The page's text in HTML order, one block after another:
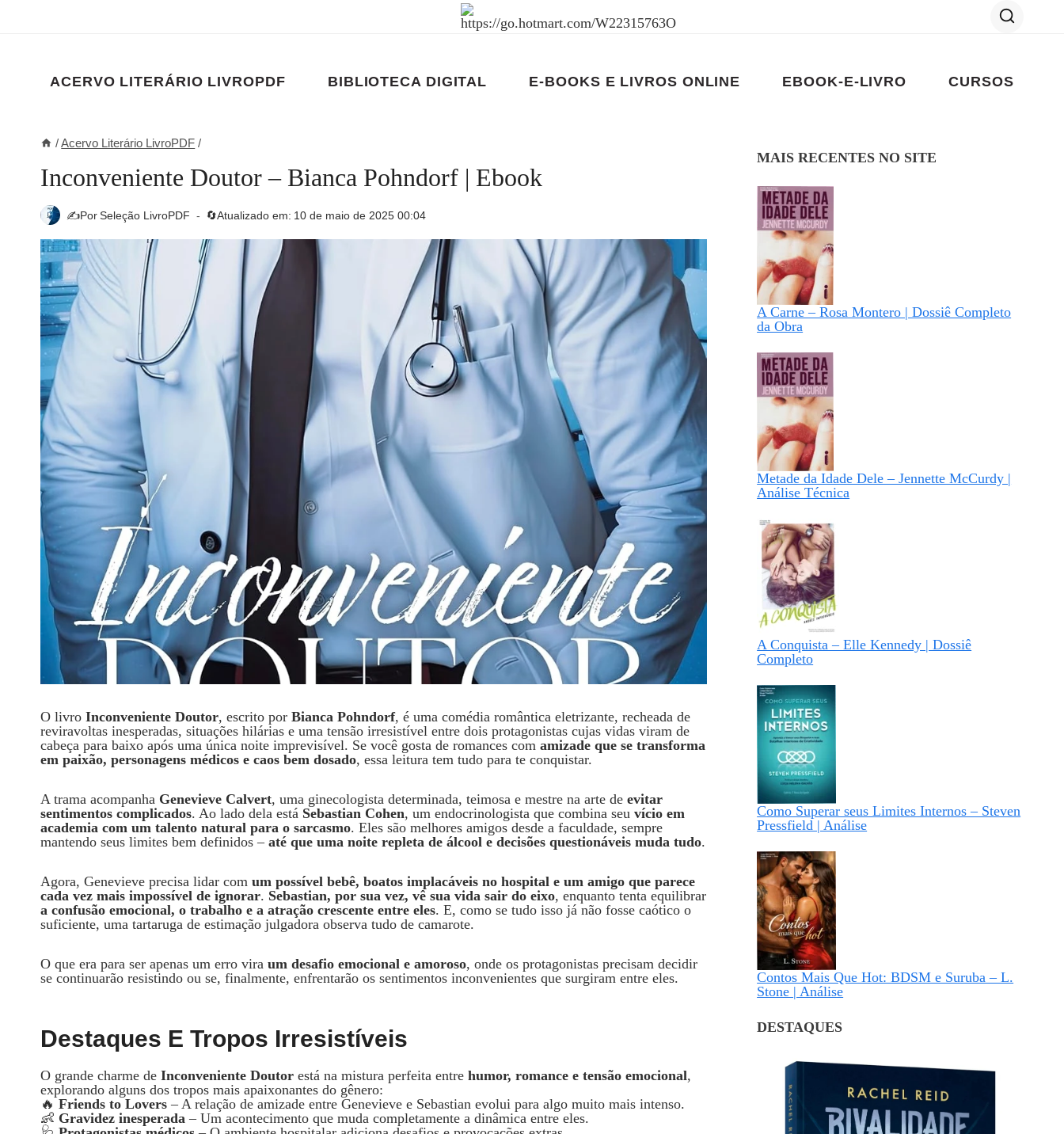
ACERVO LITERÁRIO LIVROPDF BIBLIOTECA DIGITAL E-BOOKS E LIVROS ONLINE EBOOK-E-LIVRO CURSOS
/Acervo Literário LivroPDF /
Inconveniente Doutor – Bianca Pohndorf | Ebook
✍️PorSeleção LivroPDF 🔄Atualizado em: 10 de maio de 2025 00:04
O livro Inconveniente Doutor, escrito por Bianca Pohndorf, é uma comédia romântica eletrizante, recheada de
reviravoltas inesperadas, situações hilárias e uma tensão irresistível entre dois protagonistas cujas vidas viram de
cabeça para baixo após uma única noite imprevisível. Se você gosta de romances com amizade que se transforma
em paixão, personagens médicos e caos bem dosado, essa leitura tem tudo para te conquistar.
A trama acompanha Genevieve Calvert, uma ginecologista determinada, teimosa e mestre na arte de evitar
sentimentos complicados. Ao lado dela está Sebastian Cohen, um endocrinologista que combina seu vício em
academia com um talento natural para o sarcasmo. Eles são melhores amigos desde a faculdade, sempre
mantendo seus limites bem definidos – até que uma noite repleta de álcool e decisões questionáveis muda tudo.
Agora, Genevieve precisa lidar com um possível bebê, boatos implacáveis no hospital e um amigo que parece
cada vez mais impossível de ignorar. Sebastian, por sua vez, vê sua vida sair do eixo, enquanto tenta equilibrar
a confusão emocional, o trabalho e a atração crescente entre eles. E, como se tudo isso já não fosse caótico o
suficiente, uma tartaruga de estimação julgadora observa tudo de camarote.
O que era para ser apenas um erro vira um desafio emocional e amoroso, onde os protagonistas precisam decidir
se continuarão resistindo ou se, finalmente, enfrentarão os sentimentos inconvenientes que surgiram entre eles.
Destaques E Tropos Irresistíveis
O grande charme de Inconveniente Doutor está na mistura perfeita entre humor, romance e tensão emocional,
explorando alguns dos tropos mais apaixonantes do gênero:
🔥 Friends to Lovers – A relação de amizade entre Genevieve e Sebastian evolui para algo muito mais intenso.
👶 Gravidez inesperada – Um acontecimento que muda completamente a dinâmica entre eles.
MAIS RECENTES NO SITE
A Carne – Rosa Montero | Dossiê Completo
da Obra
Metade da Idade Dele – Jennette McCurdy |
Análise Técnica
A Conquista – Elle Kennedy | Dossiê
Completo
Como Superar seus Limites Internos – Steven
Pressfield | Análise
Contos Mais Que Hot: BDSM e Suruba – L.
Stone | Análise
DESTAQUES